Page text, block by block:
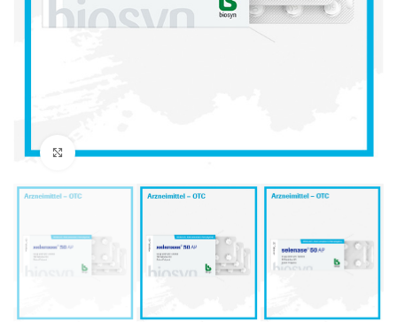
Klick zum Vergrößern